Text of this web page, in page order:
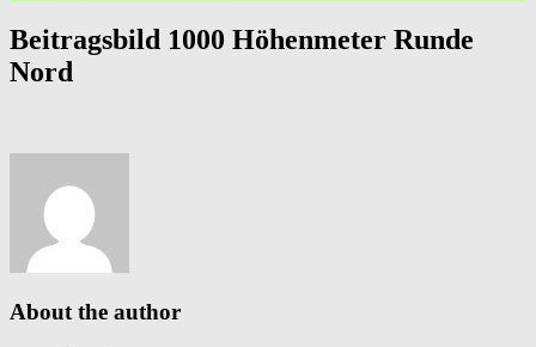
Beitragsbild 1000 Höhenmeter Runde
Nord
About the author